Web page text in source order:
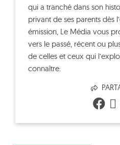
qui a tranché dans son
privant de ses parents dès
émission, Le Média vous
vers le passé, récent ou
de celles et ceux qui
connaître.